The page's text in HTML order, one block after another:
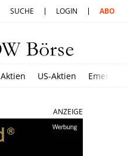
SUCHE LOGIN ABO
US-Aktien
ANZEIGE